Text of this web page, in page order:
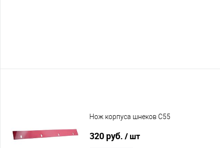
Нож корпуса шнеков C55
320 руб. / шт